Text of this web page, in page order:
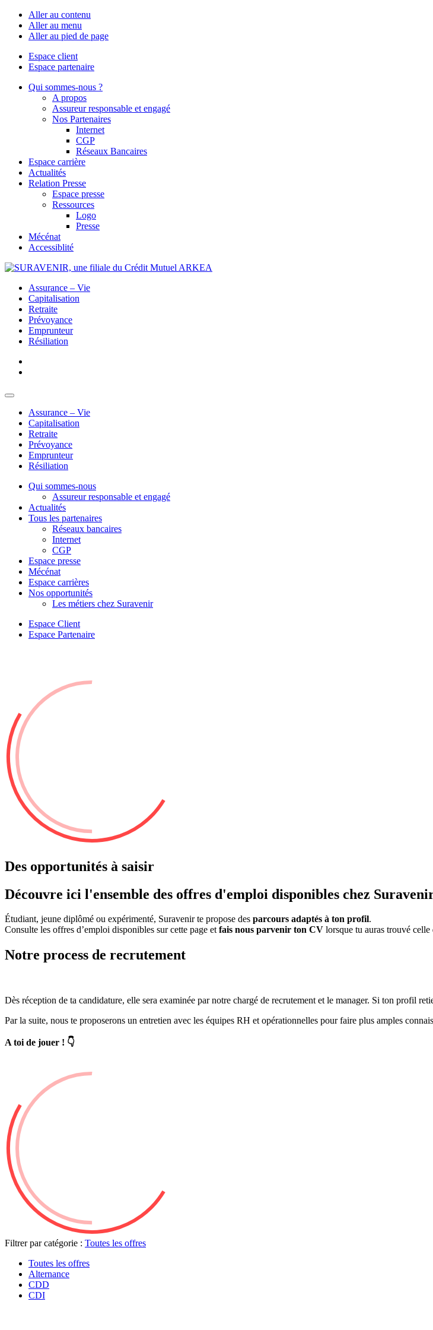
Aller au contenu
Aller au menu
Aller au pied de page
Espace client
Espace partenaire
Qui sommes-nous ?
A propos
Assureur responsable et engagé
Nos Partenaires
Internet
CGP
Réseaux Bancaires
Espace carrière
Actualités
Relation Presse
Espace presse
Ressources
Logo
Presse
Mécénat
Accessiblité
Assurance – Vie
Capitalisation
Retraite
Prévoyance
Emprunteur
Résiliation
Assurance – Vie
Capitalisation
Retraite
Prévoyance
Emprunteur
Résiliation
Qui sommes-nous
Assureur responsable et engagé
Actualités
Tous les partenaires
Réseaux bancaires
Internet
CGP
Espace presse
Mécénat
Espace carrières
Nos opportunités
Les métiers chez Suravenir
Espace Client
Espace Partenaire
Des opportunités à saisir
Découvre ici l'ensemble des offres d'emploi disponibles chez
Étudiant, jeune diplômé ou expérimenté, Suravenir te propose des parcours adaptés à ton profil.
Consulte les offres d’emploi disponibles sur cette page etfais nous parvenir ton CV lorsque tu auras trouvé
Notre process de recrutement
Dès réception de ta candidature, elle sera examinée par notre chargé de recrutement et le manager. Si ton profil
Par la suite, nous te proposerons un entretien avec les équipes RH et opérationnelles pour faire plus amples
A toi de jouer ! 👇
Filtrer par catégorie : Toutes les offres
Toutes les offres
Alternance
CDD
CDI